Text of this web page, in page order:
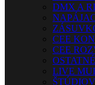
DMX A
CEE
CEE
LIVE